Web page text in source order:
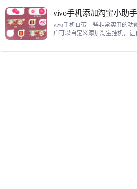
教程，希望对各位有帮助。
vivo手机自带一些非常实用的功
户可以自定义添加淘宝挂机，让
相当方便，下面为大家带来添加